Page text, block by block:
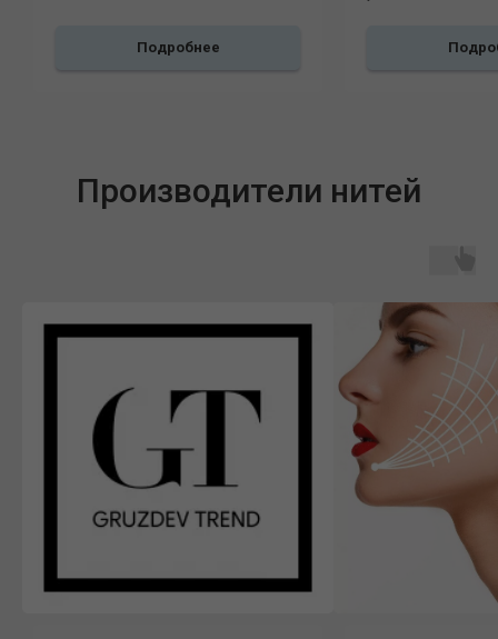
Подробнее
Производители нитей